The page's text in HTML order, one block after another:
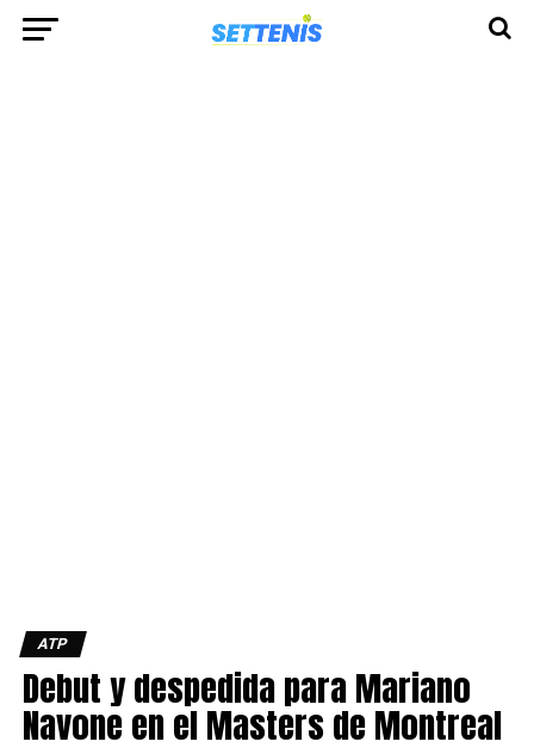
ATP
Debut y despedida para Mariano
Navone en el Masters de Montreal